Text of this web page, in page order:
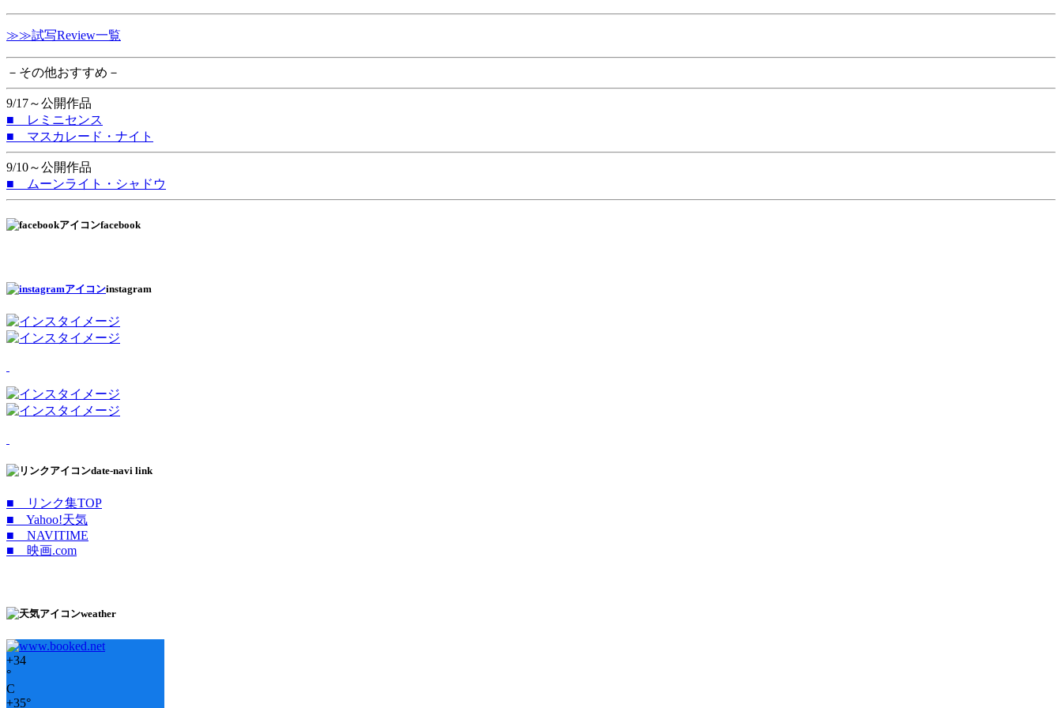
≫≫試写Review一覧
－その他おすすめ－
9/17～公開作品
■ レミニセンス
■ マスカレード・ナイト
9/10～公開作品
■ ムーンライト・シャドウ
facebook
instagram
date-navi link
■ リンク集TOP
■ Yahoo!天気
■ NAVITIME
■ 映画.com
weather
+34
°
C
+35°